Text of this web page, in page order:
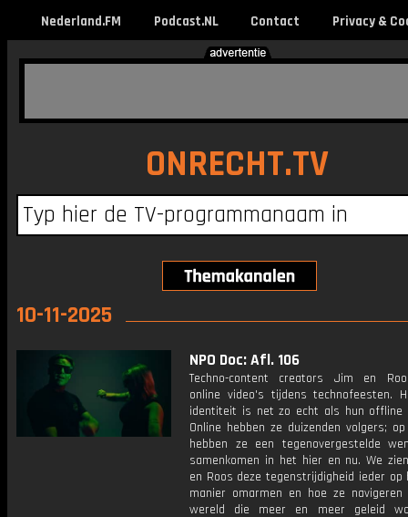
Nederland.FM Podcast.NL Contact Privacy &
ONRECHT.TV
10-11-2025
NPO Doc: Afl. 106
Techno-content creators Jim en
online video's tijdens technofeesten.
identiteit is net zo echt als hun offline
Online hebben ze duizenden volgers;
hebben ze een tegenovergestelde
samenkomen in het hier en nu. We
en Roos deze tegenstrijdigheid ieder op
manier omarmen en hoe ze
wereld die meer en meer geleid